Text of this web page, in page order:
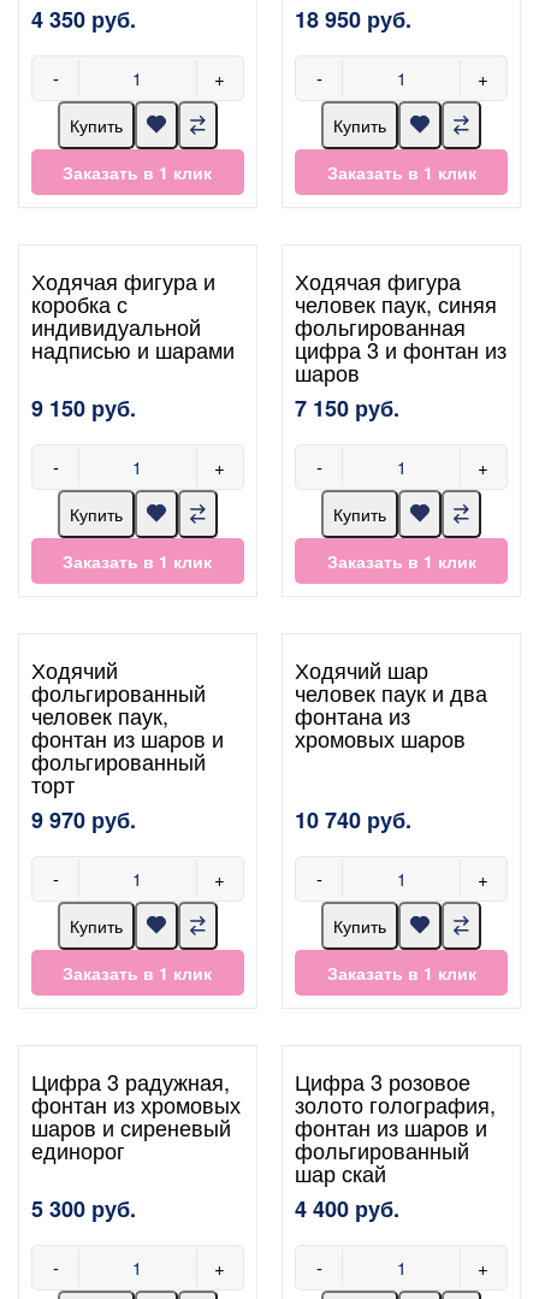
4 350 руб.
- +
Купить
Заказать в 1 клик
18 950 руб.
- +
Купить
Заказать в 1 клик
Ходячая фигура и
коробка с
индивидуальной
надписью и шарами
9 150 руб.
- +
Купить
Заказать в 1 клик
Ходячая фигура
человек паук, синяя
фольгированная
цифра 3 и фонтан из
шаров
7 150 руб.
- +
Купить
Заказать в 1 клик
Ходячий
фольгированный
человек паук,
фонтан из шаров и
фольгированный
торт
9 970 руб.
- +
Купить
Заказать в 1 клик
Ходячий шар
человек паук и два
фонтана из
хромовых шаров
10 740 руб.
- +
Купить
Заказать в 1 клик
Цифра 3 радужная,
фонтан из хромовых
шаров и сиреневый
единорог
5 300 руб.
- +
Цифра 3 розовое
золото голография,
фонтан из шаров и
фольгированный
шар скай
4 400 руб.
- +